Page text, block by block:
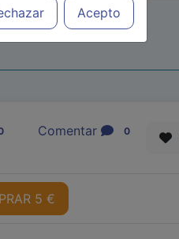
Acepto
Comentar 0
5 €